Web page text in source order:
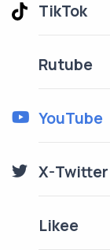
TikTok
Rutube
YouTube
X-Twitter
Likee